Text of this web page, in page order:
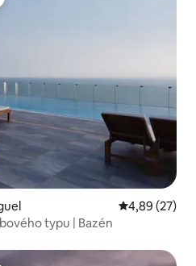
Priemerné
4,89 (27)
typu | Bazén